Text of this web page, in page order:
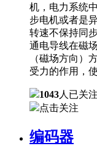
机，电力系统
步电机或者是
转速不保持同
通电导线在磁
（磁场方向）
受力的作用，
1043人已关注
点击关注
编码器